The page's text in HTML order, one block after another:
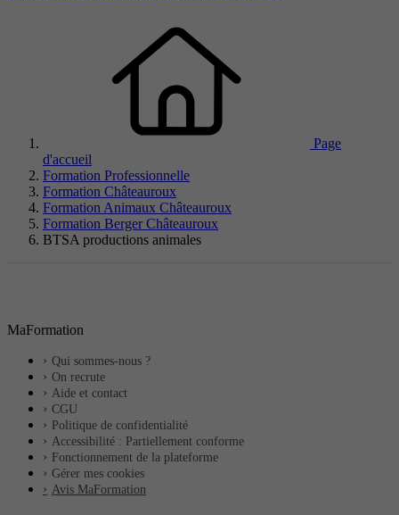
Page
d'accueil
Formation Professionnelle
Formation Châteauroux
Formation Animaux Châteauroux
Formation Berger Châteauroux
BTSA productions animales
MaFormation
Qui sommes-nous ?
On recrute
Aide et contact
CGU
Politique de confidentialité
Accessibilité : Partiellement conforme
Fonctionnement de la plateforme
Gérer mes cookies
Avis MaFormation